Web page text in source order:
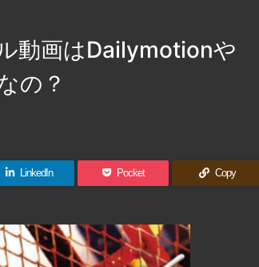
動画はDailymotionや
の？
LinkedIn Pocket Copy